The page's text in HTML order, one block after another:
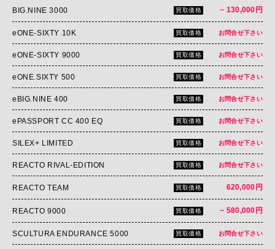
BIG.NINE 3000 買取価格 ~ 130,000円
eONE-SIXTY 10K 買取価格 お問合せ下さい
eONE-SIXTY 9000 買取価格 お問合せ下さい
eONE.SIXTY 500 買取価格 お問合せ下さい
eBIG.NINE 400 買取価格 お問合せ下さい
ePASSPORT CC 400 EQ 買取価格 お問合せ下さい
SILEX+ LIMITED 買取価格 お問合せ下さい
REACTO RIVAL-EDITION 買取価格 お問合せ下さい
REACTO TEAM 買取価格 620,000円
REACTO 9000 買取価格 ~ 580,000円
SCULTURA ENDURANCE 5000 買取価格 お問合せ下さい